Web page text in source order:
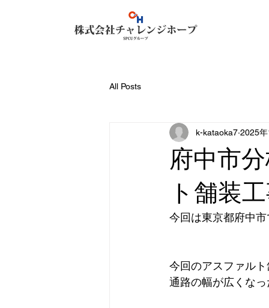
All Posts
府中市
ト舗装
k-kataoka7 2025
今回は東京都府中
今回のアスファル
通路の幅が広くな